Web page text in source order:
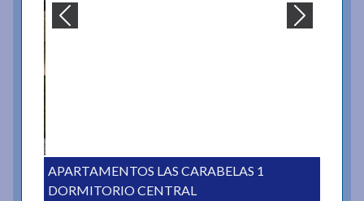
APARTAMENTOS LAS CARABELAS 1
DORMITORIO CENTRAL